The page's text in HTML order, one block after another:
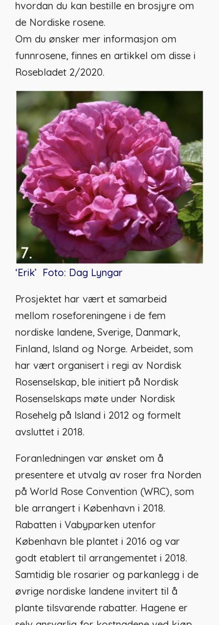
hvordan du kan bestille en brosjyre om
de Nordiske rosene.
Om du ønsker mer informasjon om
funnrosene, finnes en artikkel om disse i
Rosebladet 2/2020.
‘Erik’ Foto: Dag Lyngar
Prosjektet har vært et samarbeid
mellom roseforeningene i de fem
nordiske landene, Sverige, Danmark,
Finland, Island og Norge. Arbeidet, som
har vært organisert i regi av Nordisk
Rosenselskap, ble initiert på Nordisk
Rosenselskaps møte under Nordisk
Rosehelg på Island i 2012 og formelt
avsluttet i 2018.
Foranledningen var ønsket om å
presentere et utvalg av roser fra Norden
på World Rose Convention (WRC), som
ble arrangert i København i 2018.
Rabatten i Vabyparken utenfor
København ble plantet i 2016 og var
godt etablert til arrangementet i 2018.
Samtidig ble rosarier og parkanlegg i de
øvrige nordiske landene invitert til å
plante tilsvarende rabatter. Hagene er